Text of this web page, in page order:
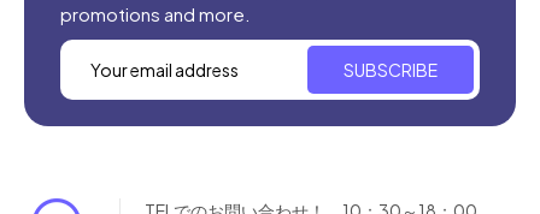
promotions and more.
SUBSCRIBE